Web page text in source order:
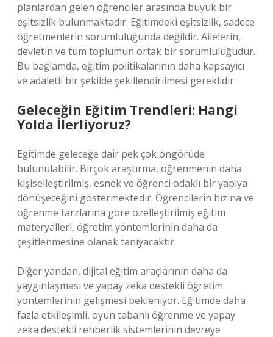
planlardan gelen öğrenciler arasında büyük bir
eşitsizlik bulunmaktadır. Eğitimdeki eşitsizlik, sadece
öğretmenlerin sorumluluğunda değildir. Ailelerin,
devletin ve tüm toplumun ortak bir sorumluluğudur.
Bu bağlamda, eğitim politikalarının daha kapsayıcı
ve adaletli bir şekilde şekillendirilmesi gereklidir.
Geleceğin Eğitim Trendleri: Hangi
Yolda İlerliyoruz?
Eğitimde geleceğe dair pek çok öngörüde
bulunulabilir. Birçok araştırma, öğrenmenin daha
kişiselleştirilmiş, esnek ve öğrenci odaklı bir yapıya
dönüşeceğini göstermektedir. Öğrencilerin hızına ve
öğrenme tarzlarına göre özelleştirilmiş eğitim
materyalleri, öğretim yöntemlerinin daha da
çeşitlenmesine olanak tanıyacaktır.
Diğer yandan, dijital eğitim araçlarının daha da
yaygınlaşması ve yapay zeka destekli öğretim
yöntemlerinin gelişmesi bekleniyor. Eğitimde daha
fazla etkileşimli, oyun tabanlı öğrenme ve yapay
zeka destekli rehberlik sistemlerinin devreye